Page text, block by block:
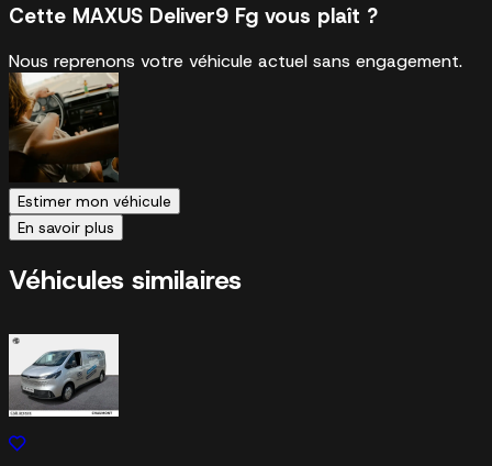
Cette MAXUS Deliver9 Fg vous plaît ?
Nous reprenons votre véhicule actuel sans engagement.
Estimer mon véhicule
En savoir plus
Véhicules similaires